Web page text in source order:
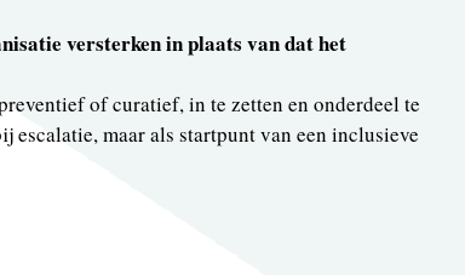
versterken in plaats van dat het
of curatief, in te zetten en onderdeel te
maar als startpunt van een inclusieve